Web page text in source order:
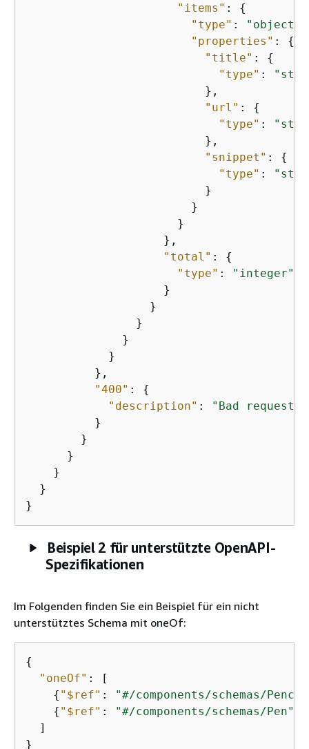
"items" : {
"type" : "object"
"properties" : {
"title" : {
"type" :
                          },
"url" : {
"type" :
                          },
"snippet" : {
"type" :
                          }
                        }
                      }
                    },
"total" : {
"type" :
"integer"
                    }
                  }
                }
              }
            }
          },
"400" : {
"description" :
"Bad request"
          }
        }
      }
    }
  }
}
Beispiel 2 für unterstützte OpenAPI-
Spezifikationen
Im Folgenden finden Sie ein Beispiel für ein nicht
unterstütztes Schema mit oneOf:
{
"oneOf" : [
{ "$ref" :
"#/components/schemas/
{ "$ref" : "#/components/schemas/Pen"
  ]
}